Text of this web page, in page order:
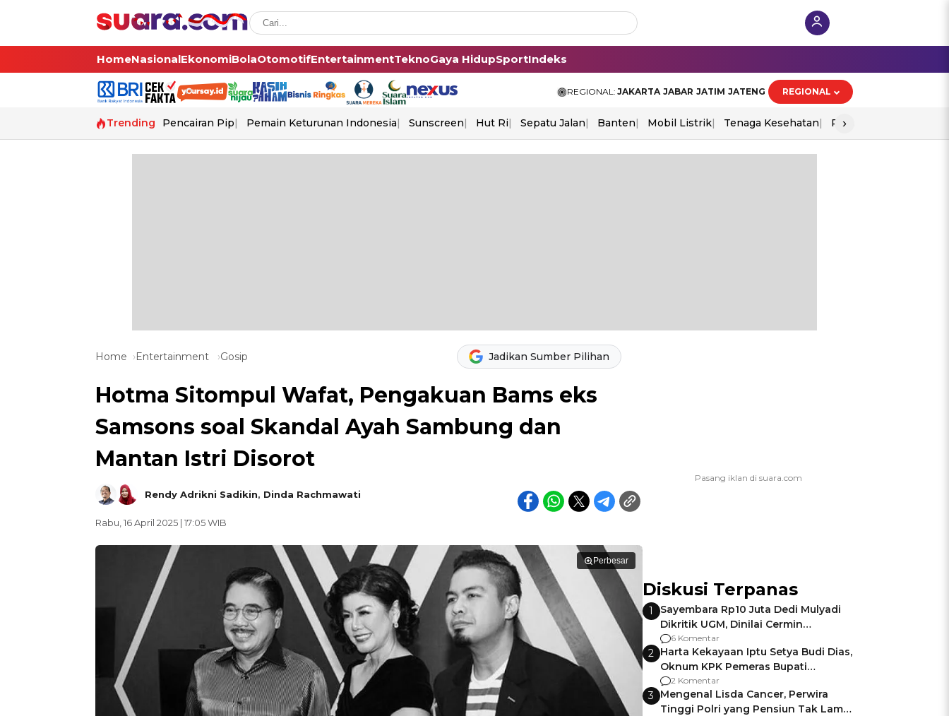
HomeNasionalEkonomiBolaOtomotifEntertainmentTeknoGaya HidupSportIndeks
REGIONAL: JAKARTA JABAR JATIM JATENG REGIONAL
Trending Pencairan Pip Pemain Keturunan Indonesia Sunscreen Hut Ri Sepatu Jalan Banten Mobil Listrik Tenaga Kesehatan Perang As-Iran
›
Home Entertainment Gosip Jadikan Sumber Pilihan
Hotma Sitompul Wafat, Pengakuan Bams eks
Samsons soal Skandal Ayah Sambung dan
Mantan Istri Disorot
Rendy Adrikni Sadikin, Dinda Rachmawati
Rabu, 16 April 2025 | 17:05 WIB
Perbesar
Diskusi Terpanas
1
Sayembara Rp10 Juta Dedi Mulyadi
Dikritik UGM, Dinilai Cermin
Gagalnya Negara Jamin Keamanan
6 Komentar
2 Harta Kekayaan Iptu Setya Budi Dias,
Oknum KPK Pemeras Bupati
Pemalang
2 Komentar
3 Mengenal Lisda Cancer, Perwira
Tinggi Polri yang Pensiun Tak Lama